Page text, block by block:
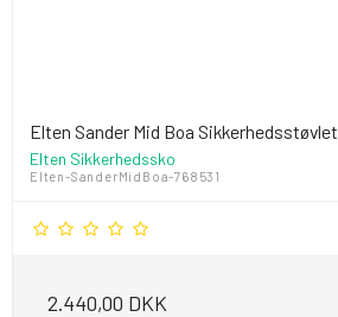
Elten Sander Mid Boa Sikkerhedsstøvlet
Elten Sikkerhedssko
Elten-SanderMidBoa-768531
2.440,00 DKK